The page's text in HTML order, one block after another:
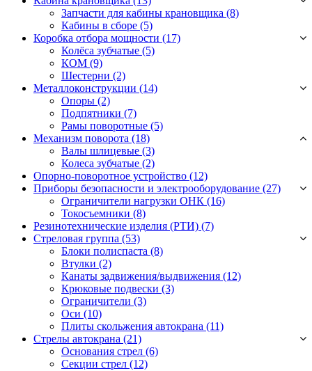
Запчасти для кабины крановщика (8)
Кабины в сборе (5)
Коробка отбора мощности (17)
Колёса зубчатые (5)
КОМ (9)
Шестерни (2)
Металлоконструкции (14)
Опоры (2)
Подпятники (7)
Рамы поворотные (5)
Механизм поворота (18)
Валы шлицевые (3)
Колеса зубчатые (2)
Опорно-поворотное устройство (12)
Приборы безопасности и электрооборудование (27)
Ограничители нагрузки ОНК (16)
Токосъемники (8)
Резинотехнические изделия (РТИ) (7)
Стреловая группа (53)
Блоки полиспаста (8)
Втулки (2)
Канаты задвижения/выдвижения (12)
Крюковые подвески (3)
Ограничители (3)
Оси (10)
Плиты скольжения автокрана (11)
Стрелы автокрана (21)
Основания стрел (6)
Секции стрел (12)